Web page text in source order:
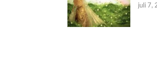
juli 7,